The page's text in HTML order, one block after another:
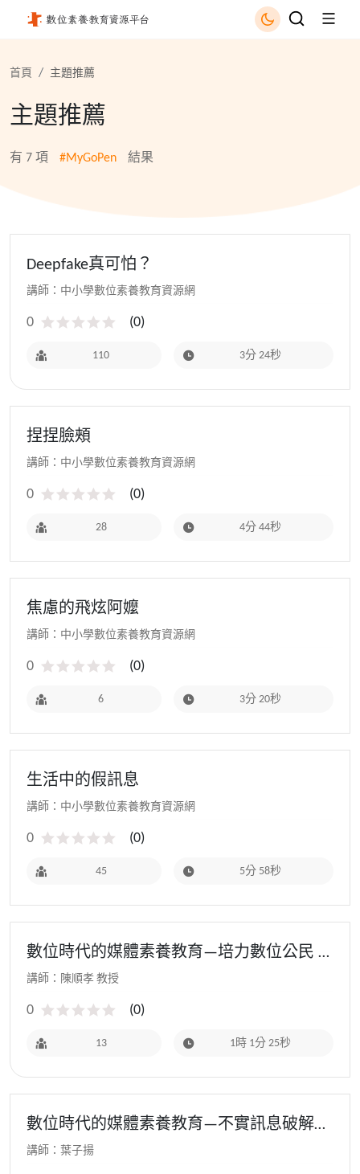
首頁 主題推薦
主題推薦
有 7 項 #MyGoPen 結果
Deepfake真可怕？
講師：中小學數位素養教育資源網
0 (0)
110 3分 24秒
捏捏臉頰
講師：中小學數位素養教育資源網
0 (0)
28 4分 44秒
焦慮的飛炫阿嬤
講師：中小學數位素養教育資源網
0 (0)
6 3分 20秒
生活中的假訊息
講師：中小學數位素養教育資源網
0 (0)
45 5分 58秒
數位時代的媒體素養教育—培力數位公民 -
111教師研習(基地學校場)
講師：陳順孝 教授
0 (0)
13 1時 1分 25秒
數位時代的媒體素養教育—不實訊息破解法
- 111教師研習(基地學校場)
講師：葉⼦揚